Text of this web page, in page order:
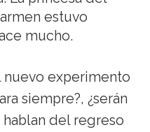
estuvo
mucho.
nuevo experimento
siempre?, ¿serán
del regreso